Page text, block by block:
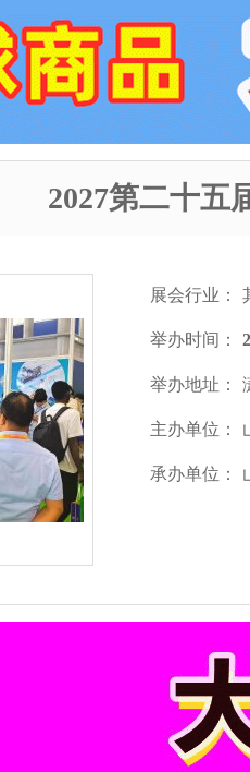
2027第二十五
展会行业：
举办时间：
举办地址：
主办单位：
承办单位：